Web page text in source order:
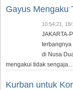
Gayus Mengaku
10:54:21,
JAKARTA-
terbangnya
di Nusa
mengakui tidak sengaja...
Kurban untuk